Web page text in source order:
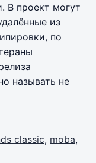
В проект могут
из
по
называть не
classic, moba,